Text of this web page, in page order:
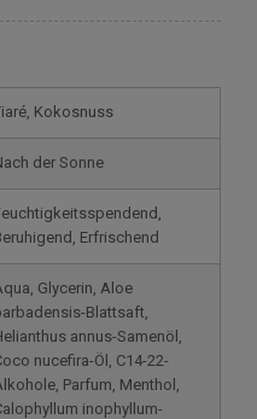
Kokosnuss
der Sonne
Erfrischend
Glycerin, Aloe
Blattsaft,
annus-Samenöl,
nucefira-Öl, C14-22-
Parfum, Menthol,
inophyllum-